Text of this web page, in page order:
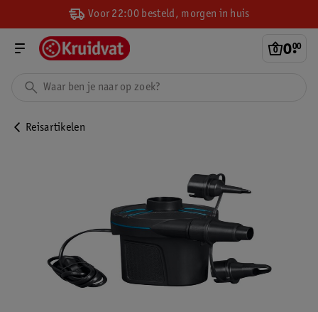
Voor 22:00 besteld, morgen in huis
0.
00
Reisartikelen